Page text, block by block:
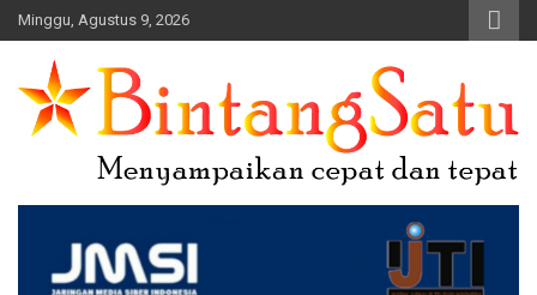
Skip
to
content
Minggu, Agustus 9, 2026
Portal Berita Nasional dan
Regional